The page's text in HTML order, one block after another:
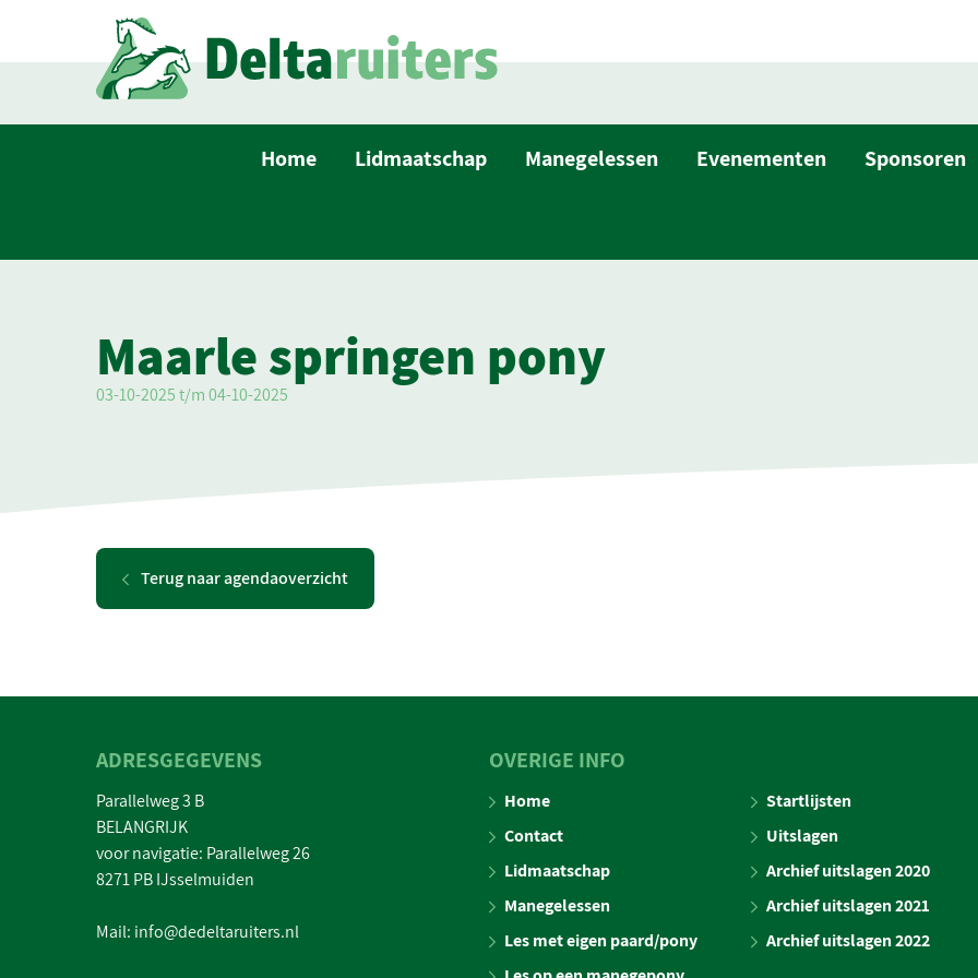
Home Lidmaatschap Manegelessen Evenementen Sponsoren
Maarle springen pony
03-10-2025 t/m 04-10-2025
Terug naar agendaoverzicht
ADRESGEGEVENS
Parallelweg 3 B
BELANGRIJK
voor navigatie: Parallelweg 26
8271 PB IJsselmuiden
Mail: info@dedeltaruiters.nl
OVERIGE INFO
Home
Contact
Lidmaatschap
Manegelessen
Les met eigen paard/pony
Startlijsten
Uitslagen
Archief uitslagen 2020
Archief uitslagen 2021
Archief uitslagen 2022